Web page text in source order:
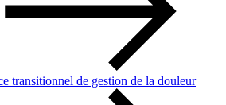
transitionnel de gestion de la douleur